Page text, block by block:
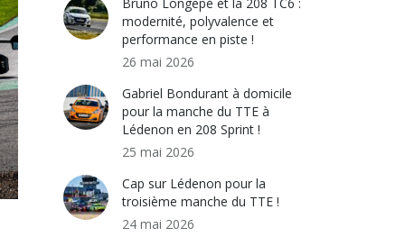
modernité, polyvalence et
performance en piste !
26 mai 2026
Gabriel Bondurant à domicile
pour la manche du TTE à
Lédenon en 208 Sprint !
25 mai 2026
Cap sur Lédenon pour la
troisième manche du TTE !
24 mai 2026